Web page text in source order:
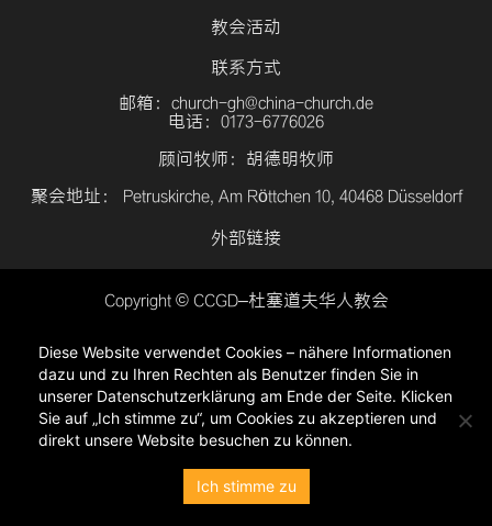
教会活动
联系方式
邮箱：church-gh@china-church.de
电话：0173-6776026
顾问牧师：胡德明牧师
聚会地址： Petruskirche, Am Röttchen 10, 40468 Düsseldorf
外部链接
Copyright © CCGD–杜塞道夫华人教会
隐私政策
Diese Website verwendet Cookies – nähere Informationen
dazu und zu Ihren Rechten als Benutzer finden Sie in
unserer Datenschutzerklärung am Ende der Seite. Klicken
Sie auf „Ich stimme zu“, um Cookies zu akzeptieren und
direkt unsere Website besuchen zu können.
Ich stimme zu